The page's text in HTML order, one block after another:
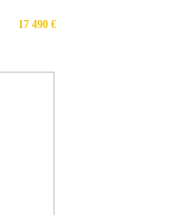
17 490 €